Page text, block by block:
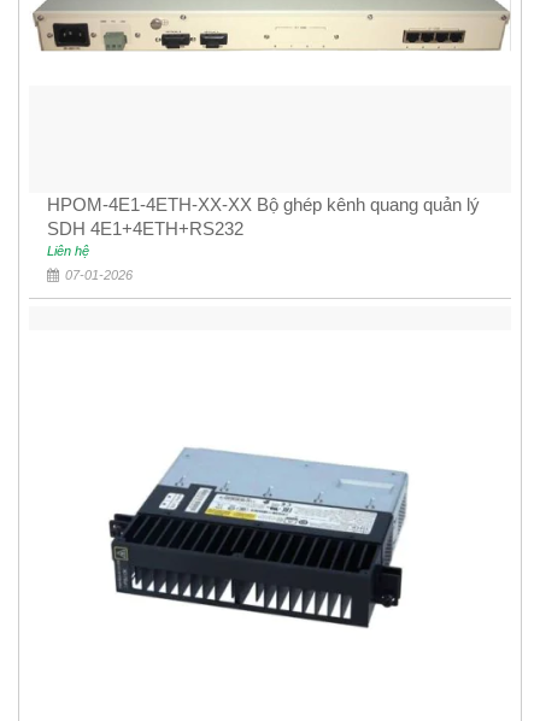
HPOM-4E1-4ETH-XX-XX Bộ ghép kênh quang quản lý
SDH 4E1+4ETH+RS232
Liên hệ
07-01-2026